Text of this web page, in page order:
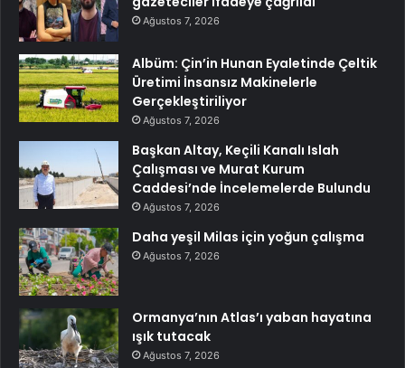
Ağustos 7, 2026
Albüm: Çin’in Hunan Eyaletinde Çeltik
Üretimi İnsansız Makinelerle
Gerçekleştiriliyor
Ağustos 7, 2026
Başkan Altay, Keçili Kanalı Islah
Çalışması ve Murat Kurum
Caddesi’nde İncelemelerde Bulundu
Ağustos 7, 2026
Daha yeşil Milas için yoğun çalışma
Ağustos 7, 2026
Ormanya’nın Atlas’ı yaban hayatına
ışık tutacak
Ağustos 7, 2026